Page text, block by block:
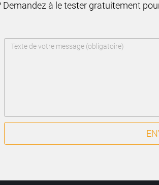
Demandez à le tester gratuitement